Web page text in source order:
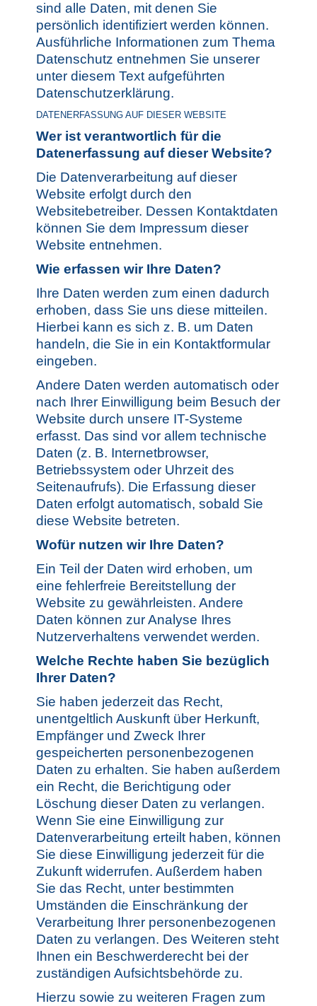
sind alle Daten, mit denen Sie
persönlich identifiziert werden können.
Ausführliche Informationen zum Thema
Datenschutz entnehmen Sie unserer
unter diesem Text aufgeführten
Datenschutzerklärung.
DATENERFASSUNG AUF DIESER WEBSITE
Wer ist verantwortlich für die
Datenerfassung auf dieser Website?
Die Datenverarbeitung auf dieser
Website erfolgt durch den
Websitebetreiber. Dessen Kontaktdaten
können Sie dem Impressum dieser
Website entnehmen.
Wie erfassen wir Ihre Daten?
Ihre Daten werden zum einen dadurch
erhoben, dass Sie uns diese mitteilen.
Hierbei kann es sich z. B. um Daten
handeln, die Sie in ein Kontaktformular
eingeben.
Andere Daten werden automatisch oder
nach Ihrer Einwilligung beim Besuch der
Website durch unsere IT-Systeme
erfasst. Das sind vor allem technische
Daten (z. B. Internetbrowser,
Betriebssystem oder Uhrzeit des
Seitenaufrufs). Die Erfassung dieser
Daten erfolgt automatisch, sobald Sie
diese Website betreten.
Wofür nutzen wir Ihre Daten?
Ein Teil der Daten wird erhoben, um
eine fehlerfreie Bereitstellung der
Website zu gewährleisten. Andere
Daten können zur Analyse Ihres
Nutzerverhaltens verwendet werden.
Welche Rechte haben Sie bezüglich
Ihrer Daten?
Sie haben jederzeit das Recht,
unentgeltlich Auskunft über Herkunft,
Empfänger und Zweck Ihrer
gespeicherten personenbezogenen
Daten zu erhalten. Sie haben außerdem
ein Recht, die Berichtigung oder
Löschung dieser Daten zu verlangen.
Wenn Sie eine Einwilligung zur
Datenverarbeitung erteilt haben, können
Sie diese Einwilligung jederzeit für die
Zukunft widerrufen. Außerdem haben
Sie das Recht, unter bestimmten
Umständen die Einschränkung der
Verarbeitung Ihrer personenbezogenen
Daten zu verlangen. Des Weiteren steht
Ihnen ein Beschwerderecht bei der
zuständigen Aufsichtsbehörde zu.
Hierzu sowie zu weiteren Fragen zum